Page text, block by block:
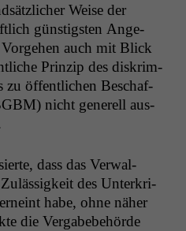
Weise der
gün­stig­sten Ange­
Vorge­hen auch mit Blick
Prinzip des diskri­m­
zu öffentlichen Beschaf­
) nicht generell aus­
dass das Ver­wal­
des Unterkri­
habe, ohne näher
die Ver­gabebe­hörde